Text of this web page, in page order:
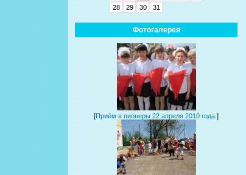
28
29 30 31
Фотогалерея
[Приём в пионеры 22 апреля 2010 года. ]